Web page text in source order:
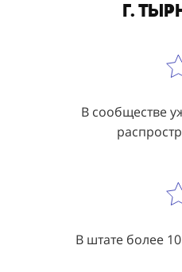
г.
В сообществе
В штате более